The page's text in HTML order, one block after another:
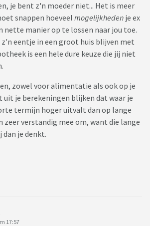
je bent z'n moeder niet... Het is meer
snappen hoeveel mogelijkheden je ex
nette manier op te lossen naar jou toe.
z'n eentje in een groot huis blijven met
is een hele dure keuze die jij niet
zowel voor alimentatie als ook op je
uit je berekeningen blijken dat waar je
termijn hoger uitvalt dan op lange
zeer verstandig mee om, want die lange
je denkt.
17:57